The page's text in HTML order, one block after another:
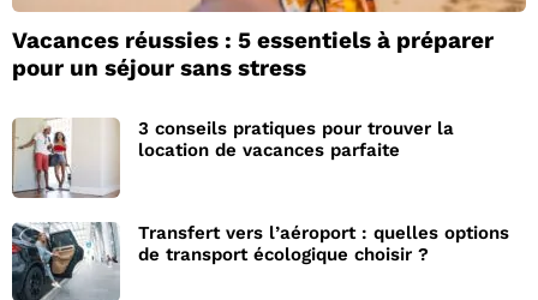
Vacances réussies : 5 essentiels à préparer
pour un séjour sans stress
3 conseils pratiques pour trouver la
location de vacances parfaite
Transfert vers l’aéroport : quelles options
de transport écologique choisir ?